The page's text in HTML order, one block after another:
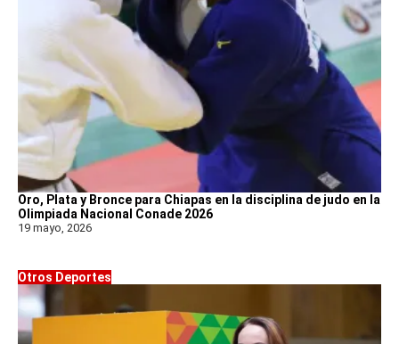
Oro, Plata y Bronce para Chiapas en la disciplina de judo en la
Olimpiada Nacional Conade 2026
19 mayo, 2026
Otros Deportes